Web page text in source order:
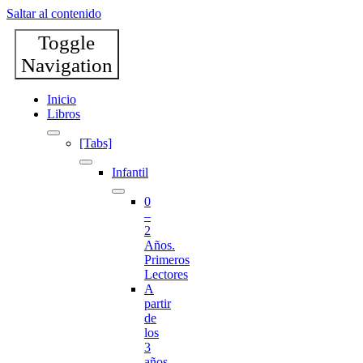
Saltar al contenido
Toggle
Navigation
Inicio
Libros
[Tabs]
Infantil
0
–
2
Años.
Primeros
Lectores
A
partir
de
los
3